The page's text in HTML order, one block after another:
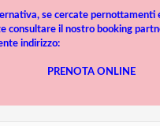
se cercate pernottamenti
consultare il nostro booking
indirizzo:
PRENOTA ONLINE